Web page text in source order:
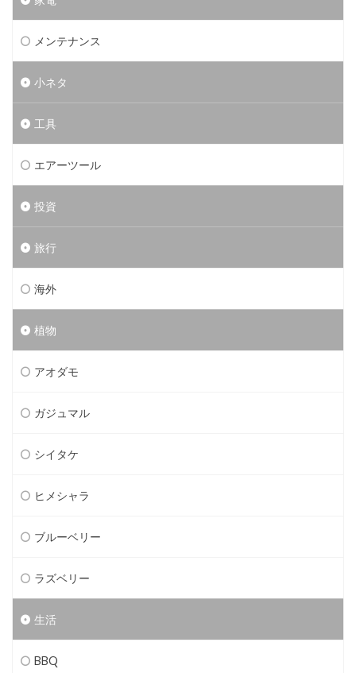
メンテナンス
小ネタ
工具
エアーツール
投資
旅行
海外
植物
アオダモ
ガジュマル
シイタケ
ヒメシャラ
ブルーベリー
ラズベリー
生活
BBQ